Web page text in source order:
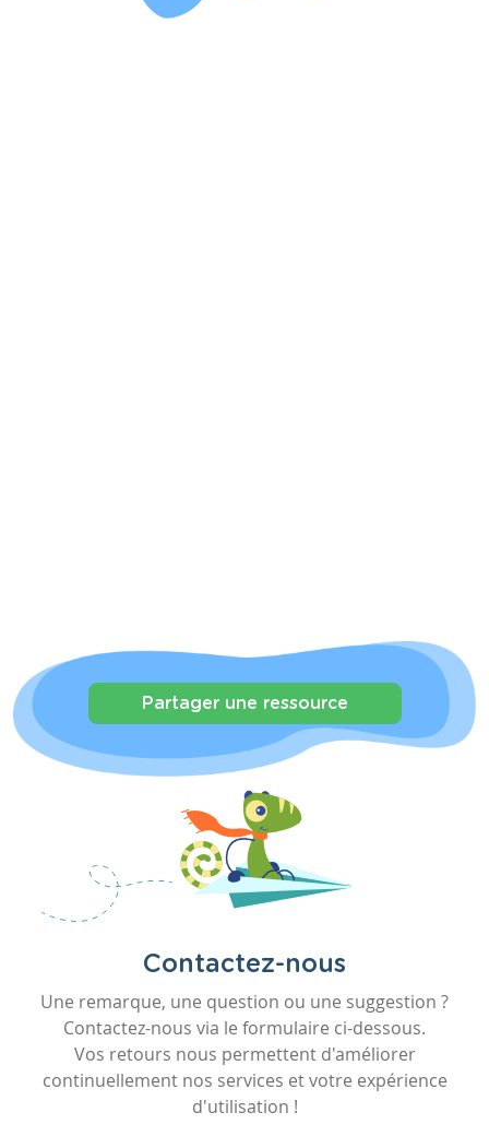
Partager une ressource
Contactez-nous
Une remarque, une question ou une suggestion ?
Contactez-nous via le formulaire ci-dessous.
Vos retours nous permettent d'améliorer
continuellement nos services et votre expérience
d'utilisation !